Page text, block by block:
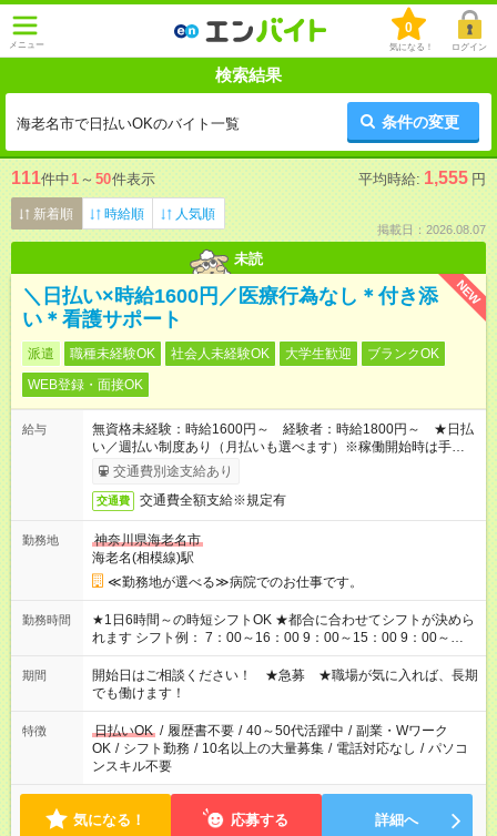
メニュー
0
気になる！ ログイン
検索結果
海老名市で日払いOKのバイト一覧 条件の変更
111件中1 ～ 50件表示 平均時給: 1,555 円
新着順 時給順 人気順
掲載日：2026.08.07
未読
NEW
＼日払い×時給1600円／医療行為なし＊付き添
い＊看護サポート
派遣 職種未経験OK 社会人未経験OK 大学生歓迎
ブランクOK
WEB登録・面接OK
給与
無資格未経験：時給1600円～ 経験者：時給1800円～ ★日払
い／週払い制度あり（月払いも選べます）※稼働開始時は手続き
完了次第のお支払いとなります。
交通費別途支給あり
交通費 交通費全額支給※規定有
勤務地
神奈川県海老名市
海老名(相模線)駅
≪勤務地が選べる≫病院でのお仕事です。
勤務時間
★1日6時間～の時短シフトOK ★都合に合わせてシフトが決めら
れます シフト例： 7：00～16：00 9：00～15：00 9：00～
18：00 11：00～20：00 など ※Wワークの場合、他のお仕事と
合わせ週40時間超の就業はご案内できません ※法令に基づき、
週20時間以上勤務は社会保険への加入対象となります ※労働者
派遣法（日雇い派遣の原則禁止）により、短時間・短期間の就
業はご案内が難しい場合があります
期間
開始日はご相談ください！ ★急募 ★職場が気に入れば、長期
でも働けます！
特徴 日払いOK / 履歴書不要 / 40～50代活躍中 / 副業・Wワーク
OK / シフト勤務 / 10名以上の大量募集 / 電話対応なし / パソコ
ンスキル不要
気になる！ 応募する 詳細へ